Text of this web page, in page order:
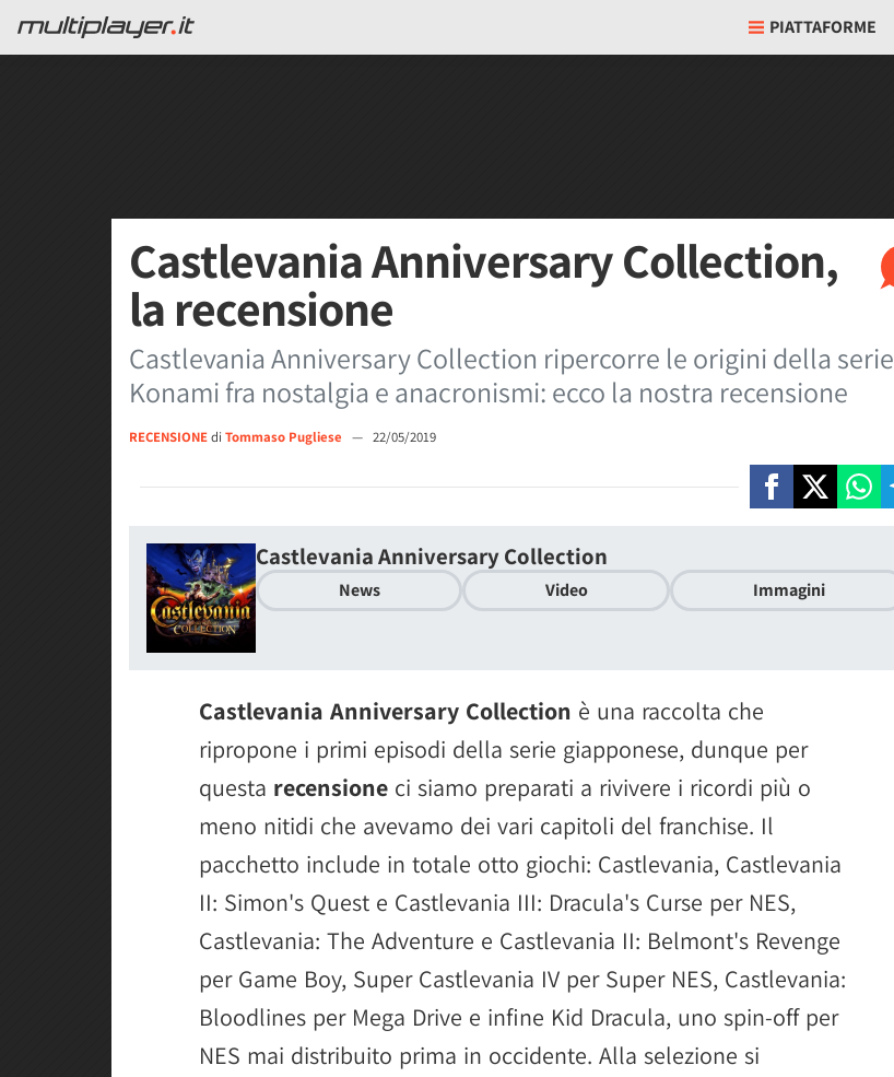
PIATTAFORME
Castlevania Anniversary Collection,
la recensione
Castlevania Anniversary Collection ripercorre le origini della serie
Konami fra nostalgia e anacronismi: ecco la nostra recensione
RECENSIONEdi Tommaso Pugliese — 22/05/2019
Castlevania Anniversary Collection
News Video Immagini
Castlevania Anniversary Collection è una raccolta che
ripropone i primi episodi della serie giapponese, dunque per
questa recensione ci siamo preparati a rivivere i ricordi più o
meno nitidi che avevamo dei vari capitoli del franchise. Il
pacchetto include in totale otto giochi: Castlevania, Castlevania
II: Simon's Quest e Castlevania III: Dracula's Curse per NES,
Castlevania: The Adventure e Castlevania II: Belmont's Revenge
per Game Boy, Super Castlevania IV per Super NES, Castlevania:
Bloodlines per Mega Drive e infine Kid Dracula, uno spin-off per
NES mai distribuito prima in occidente. Alla selezione si